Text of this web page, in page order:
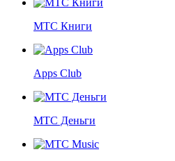
МТС Книги
Apps Club
МТС Деньги